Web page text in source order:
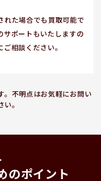
れた場合でも買取可能で
サポートもいたしますの
ご相談ください。
。不明点はお気軽にお問い
。
のポイント